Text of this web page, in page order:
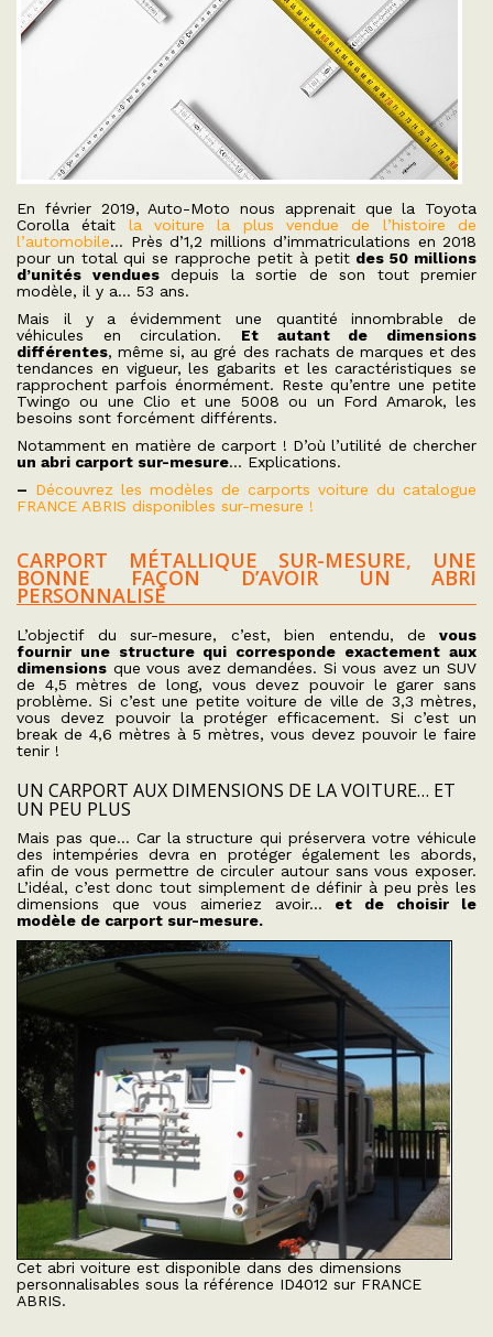
En février 2019, Auto-Moto nous apprenait que la Toyota
Corolla était la voiture la plus vendue de l’histoire de
l’automobile… Près d’1,2 millions d’immatriculations en 2018
pour un total qui se rapproche petit à petit des 50 millions
d’unités venduesdepuis la sortie de son tout premier
modèle, il y a… 53 ans.
Mais il y a évidemment une quantité innombrable de
véhicules en circulation. Et autant de dimensions
différentes, même si, au gré des rachats de marques et des
tendances en vigueur, les gabarits et les caractéristiques se
rapprochent parfois énormément. Reste qu’entre une petite
Twingo ou une Clio et une 5008 ou un Ford Amarok, les
besoins sont forcément différents.
Notamment en matière de carport ! D’où l’utilité de chercher
un abri carport sur-mesure… Explications.
– Découvrez les modèles de carports voiture du catalogue
FRANCE ABRIS disponibles sur-mesure !
CARPORT MÉTALLIQUE SUR-MESURE, UNE
BONNE FAÇON D’AVOIR UN ABRI
PERSONNALISÉ
L’objectif du sur-mesure, c’est, bien entendu, de vous
fournir une structure qui corresponde exactement aux
dimensions que vous avez demandées. Si vous avez un SUV
de 4,5 mètres de long, vous devez pouvoir le garer sans
problème. Si c’est une petite voiture de ville de 3,3 mètres,
vous devez pouvoir la protéger efficacement. Si c’est un
break de 4,6 mètres à 5 mètres, vous devez pouvoir le faire
tenir !
UN CARPORT AUX DIMENSIONS DE LA VOITURE… ET
UN PEU PLUS
Mais pas que… Car la structure qui préservera votre véhicule
des intempéries devra en protéger également les abords,
afin de vous permettre de circuler autour sans vous exposer.
L’idéal, c’est donc tout simplement de définir à peu près les
dimensions que vous aimeriez avoir… et de choisir le
modèle de carport sur-mesure.
Cet abri voiture est disponible dans des dimensions
personnalisables sous la référence ID4012 sur FRANCE
ABRIS.